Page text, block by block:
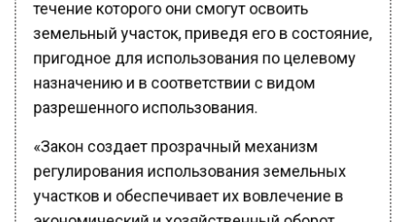
земельный участок, приведя его в состояние,
пригодное для использования по целевому
назначению и в соответствии с видом
разрешенного использования.
регулирования использования земельных
участков и обеспечивает их вовлечение в
экономический и хозяйственный оборот.